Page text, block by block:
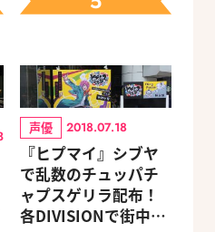
声優 2018.07.18
『ヒプマイ』シブヤ
で乱数のチュッパチ
ャプスゲリラ配布！
各DIVISIONで街中企